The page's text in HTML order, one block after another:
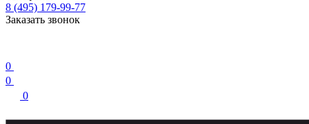
8 (495) 179-99-77
Заказать звонок
0
0
0